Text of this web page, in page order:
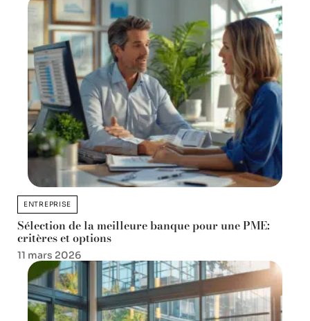
ENTREPRISE
Sélection de la meilleure banque pour une PME:
critères et options
11 mars 2026